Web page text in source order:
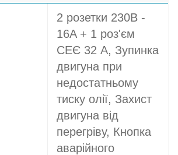
2 розетки 230В -
16A + 1 роз'єм
СЕЄ 32 A, Зупинка
двигуна при
недостатньому
тиску олії, Захист
двигуна від
перегріву, Кнопка
аварійного